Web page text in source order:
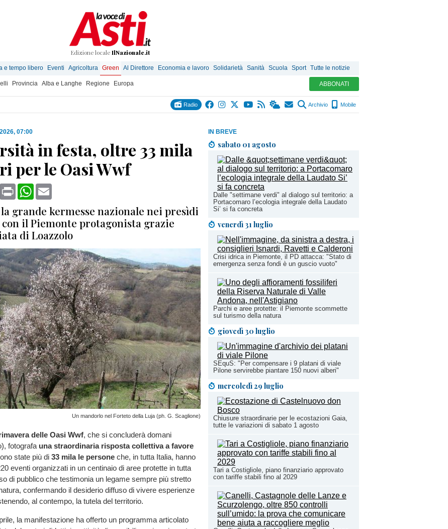
Edizione locale IlNazionale.it
e tempo libero Eventi Agricoltura Green Al Direttore Economia e lavoro Solidarietà Sanità Scuola Sport Tutte le notizie
Provincia Alba e Langhe Regione Europa ABBONATI
Radio Archivio Mobile
IN BREVE
sabato 01 agosto
Dalle "settimane verdi" al dialogo sul territorio: a
Portacomaro l’ecologia integrale della Laudato
Si’ si fa concreta
venerdì 31 luglio
Crisi idrica in Piemonte, il PD attacca: "Stato di
emergenza senza fondi è un guscio vuoto"
Parchi e aree protette: il Piemonte scommette
sul turismo della natura
giovedì 30 luglio
SEquS: "Per compensare i 9 platani di viale
Pilone servirebbe piantare 150 nuovi alberi"
mercoledì 29 luglio
Chiusure straordinarie per le ecostazioni Gaia,
tutte le variazioni di sabato 1 agosto
Tari a Costigliole, piano finanziario approvato
con tariffe stabili fino al 2029
07:00
in festa, oltre 33 mila
per le Oasi Wwf
X Print WhatsApp
grande kermesse nazionale nei presìdi
il Piemonte protagonista grazie
di Loazzolo
Un mandorlo nel Forteto della Luja (ph. G. Scaglione)
delle Oasi Wwf, che si concluderà domani
fotografa una straordinaria risposta collettiva a favore
state più di 33 mila le persone che, in tutta Italia, hanno
eventi organizzati in un centinaio di aree protette in tutta
di pubblico che testimonia un legame sempre più stretto
confermando il desiderio diffuso di vivere esperienze
al contempo, la tutela del territorio.
la manifestazione ha offerto un programma articolato